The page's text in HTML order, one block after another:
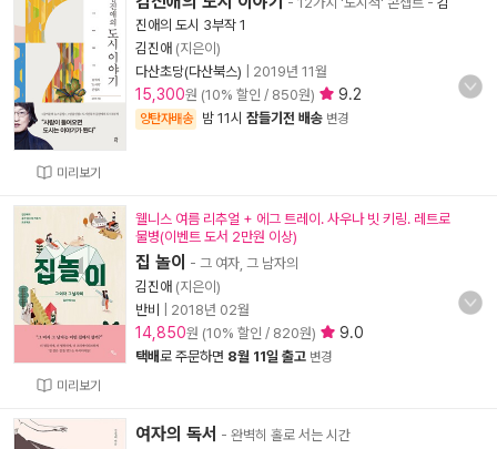
미리보기
진애의 도시 3부작 1
김진애 (지은이)
다산초당(다산북스)
2019년 11월
15,300원 (10% 할인 / 850원) 9.2
양탄자배송 밤 11시 잠들기전 배송 변경
미리보기
웰니스 여름 리추얼 + 에그 트레이. 사우나 빗 키링. 레트로
물병(이벤트 도서 2만원 이상)
집 놀이 - 그 여자, 그 남자의
김진애 (지은이)
반비
2018년 02월
14,850원 (10% 할인 / 820원) 9.0
택배로 주문하면 8월 11일 출고 변경
여자의 독서 - 완벽히 홀로 서는 시간